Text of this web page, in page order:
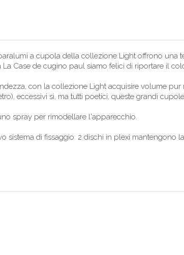
a cupola della collezione Light offrono una
Case de cugino paul siamo felici di riportare il
con la collezione Light acquisire volume
eccessivi sì, ma tutti poetici, queste grandi
spray per rimodellare l'apparecchio.
di fissaggio: 2 dischi in plexi mantengono